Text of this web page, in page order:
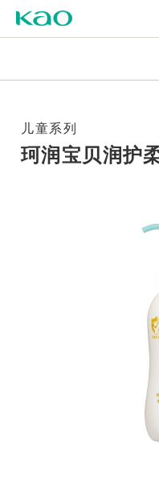
儿童系列
珂润宝贝润护